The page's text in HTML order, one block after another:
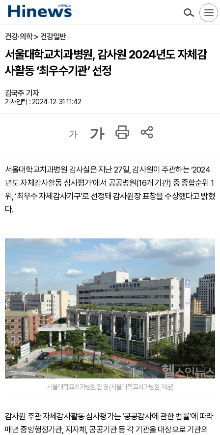
건강·의학 > 건강일반
서울대학교치과병원, 감사원 2024년도 자체감
사활동 ‘최우수기관’ 선정
김국주 기자
기사입력 : 2024-12-31 11:42
가 가
서울대학교치과병원 감사실은 지난 27일, 감사원이 주관하는 ‘2024
년도 자체감사활동 심사평가’에서 공공병원(16개 기관) 중 종합순위 1
위, ‘최우수 자체감사기구’로 선정돼 감사원장 표창을 수상했다고 밝혔
다.
서울대학교치과병원 전경 (서울대학교치과병원 제공)
감사원 주관 자체감사활동 심사평가는 ‘공공감사에 관한 법률’에 따라
매년 중앙행정기관, 지자체, 공공기관 등 각 기관을 대상으로 기관의